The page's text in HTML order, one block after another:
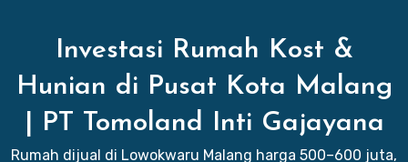
Investasi Rumah Kost &
Hunian di Pusat Kota Malang
| PT Tomoland Inti Gajayana
Rumah dijual di Lowokwaru Malang harga 500–600 juta,